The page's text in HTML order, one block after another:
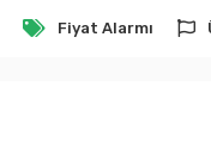
Fiyat Alarmı